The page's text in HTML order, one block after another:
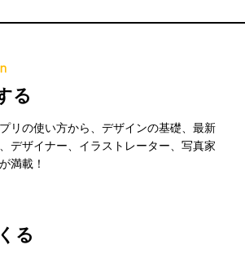
る
リの使い方から、デザインの基礎、最新
デザイナー、イラストレーター、写真家
満載！
る